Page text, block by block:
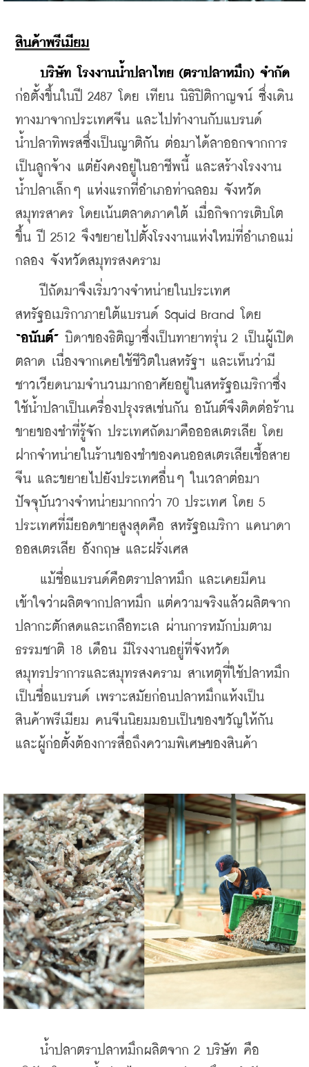
สินค้าพรีเมียม
ก่อตั้งขึ้นในปี 2487 โดย เทียน นิธิปิติกาญจน์ ซึ่งเดิน
ทางมาจากประเทศจีน และไปทำงานกับแบรนด์
น้ำปลาทิพรสซึ่งเป็นญาติกัน ต่อมาได้ลาออกจากการ
เป็นลูกจ้าง แต่ยังคงอยู่ในอาชีพนี้ และสร้างโรงงาน
น้ำปลาเล็กๆ แห่งแรกที่อำเภอท่าฉลอม จังหวัด
สมุทรสาคร โดยเน้นตลาดภาคใต้ เมื่อกิจการเติบโต
ขึ้น ปี 2512 จึงขยายไปตั้งโรงงานแห่งใหม่ที่อำเภอแม่
กลอง จังหวัดสมุทรสงคราม
ปีถัดมาจึงเริ่มวางจำหน่ายในประเทศ
“อนันต์” บิดาของธิติญาซึ่งเป็นทายาทรุ่น 2 เป็นผู้เปิด
ตลาด เนื่องจากเคยใช้ชีวิตในสหรัฐฯ และเห็นว่ามี
ชาวเวียดนามจำนวนมากอาศัยอยู่ในสหรัฐอเมริกาซึ่ง
ใช้น้ำปลาเป็นเครื่องปรุงรสเช่นกัน อนันต์จึงติดต่อร้าน
ขายของชำที่รู้จัก ประเทศถัดมาคือออสเตรเลีย โดย
ฝากจำหน่ายในร้านของชำของคนออสเตรเลียเชื้อสาย
จีน และขยายไปยังประเทศอื่นๆ ในเวลาต่อมา
ปัจจุบันวางจำหน่ายมากกว่า 70 ประเทศ โดย 5
ประเทศที่มียอดขายสูงสุดคือ สหรัฐอเมริกา แคนาดา
ออสเตรเลีย อังกฤษ และฝรั่งเศส
แม้ชื่อแบรนด์คือตราปลาหมึก และเคยมีคน
เข้าใจว่าผลิตจากปลาหมึก แต่ความจริงแล้วผลิตจาก
ปลากะตักสดและเกลือทะเล ผ่านการหมักบ่มตาม
ธรรมชาติ 18 เดือน มีโรงงานอยู่ที่จังหวัด
สมุทรปราการและสมุทรสงคราม สาเหตุที่ใช้ปลาหมึก
เป็นชื่อแบรนด์ เพราะสมัยก่อนปลาหมึกแห้งเป็น
สินค้าพรีเมียม คนจีนนิยมมอบเป็นของขวัญให้กัน
และผู้ก่อตั้งต้องการสื่อถึงความพิเศษของสินค้า
น้ำปลาตราปลาหมึกผลิตจาก 2 บริษัท คือ